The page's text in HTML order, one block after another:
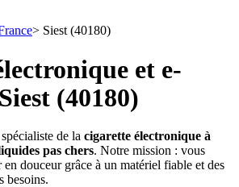
> Siest (40180)
et e-
(40180)
spécialiste de la cigarette électronique à
pas chers. Notre mission : vous
en douceur grâce à un matériel fiable et des
besoins.